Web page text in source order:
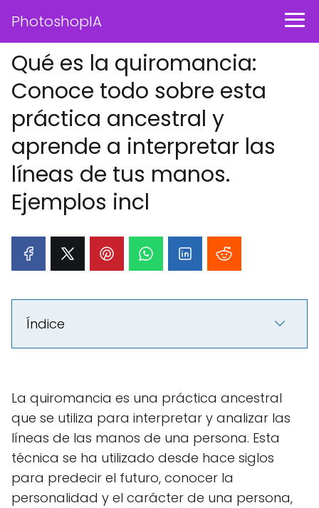
PhotoshopIA
Qué es la quiromancia:
Conoce todo sobre esta
práctica ancestral y
aprende a interpretar las
líneas de tus manos.
Ejemplos incl
Índice
La quiromancia es una práctica ancestral
que se utiliza para interpretar y analizar las
líneas de las manos de una persona. Esta
técnica se ha utilizado desde hace siglos
para predecir el futuro, conocer la
personalidad y el carácter de una persona,